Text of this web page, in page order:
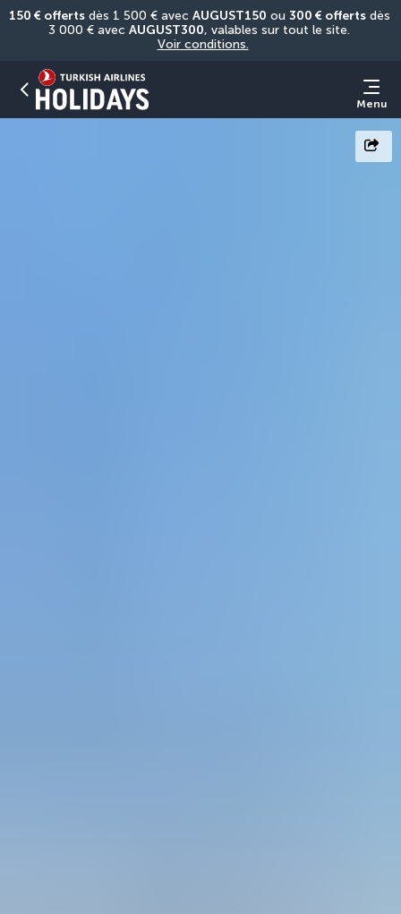
150 € offerts dès 1 500 € avec AUGUST150 ou 300 € offerts dès
3 000 € avec AUGUST300
Voir conditions.
Menu